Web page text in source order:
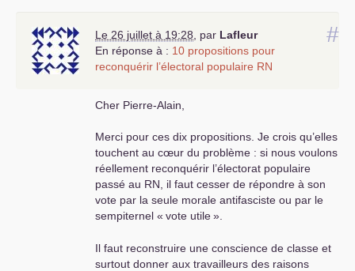
#
Le 26 juillet à 19:28 par Lafleur
En réponse à : 10 propositions pour
reconquérir l’électoral populaire RN
Cher Pierre-Alain,
Merci pour ces dix propositions. Je crois qu’elles
touchent au cœur du problème : si nous voulons
réellement reconquérir l’électorat populaire
passé au RN , il faut cesser de répondre à son
vote par la seule morale antifasciste ou par le
sempiternel « vote utile».
Il faut reconstruire une conscience de classe et
surtout donner aux travailleurs des raisons